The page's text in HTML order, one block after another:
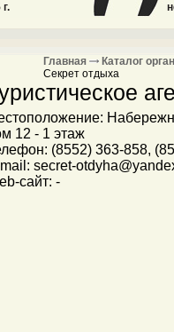
Главная
Каталог
Секрет отдыха
12 - 1 этаж
(8552) 363-858,
secret-
сайт: -